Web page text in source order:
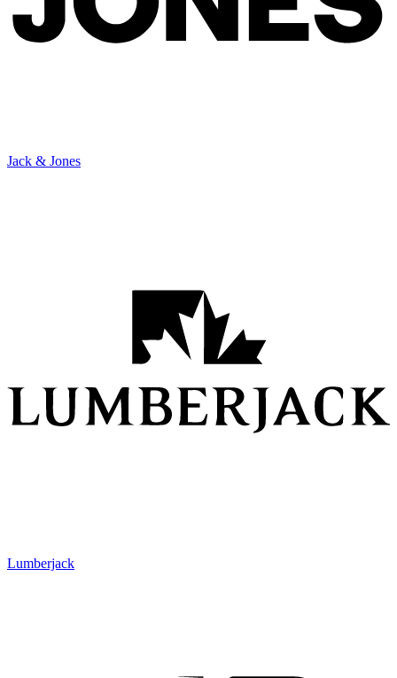
Jack & Jones
Lumberjack